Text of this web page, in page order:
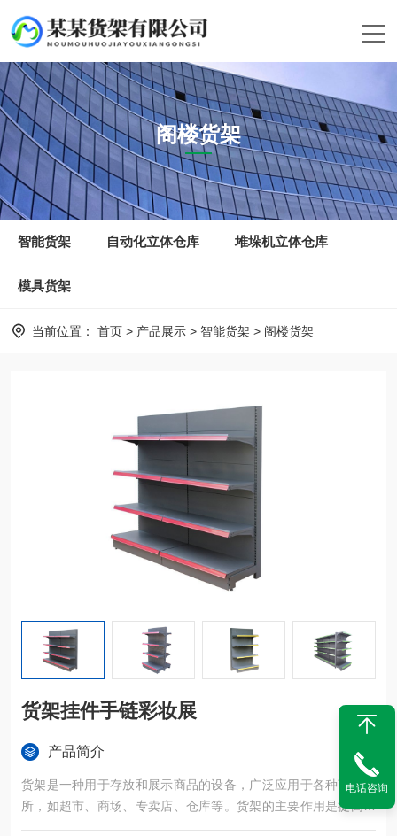
阁楼货架
智能货架 自动化立体仓库 堆垛机立体仓库
模具货架
当前位置： 首页 > 产品展示 > 智能货架 > 阁楼货架
货架挂件手链彩妆展
产品简介
货架是一种用于存放和展示商品的设备，广泛应用于各种商业场
所，如超市、商场、专卖店、仓库等。货架的主要作用是提高商
品的存储效率和展示效果，从而方便顾客挑选和购买商
电话咨询